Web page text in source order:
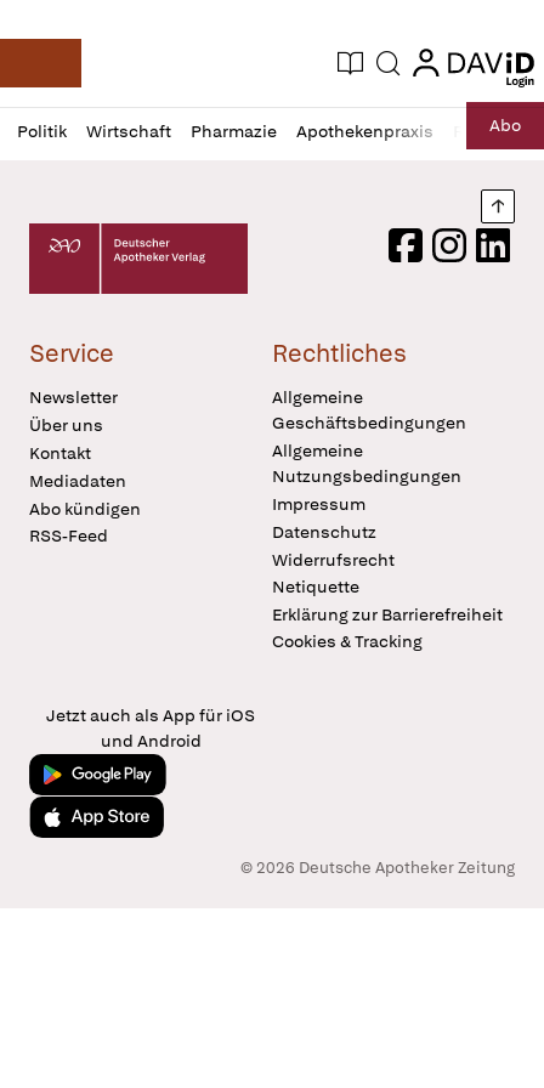
Deutsche Apotheker Zeitung
Aktuelle Ausgabe
Suche login
login
Politik Wirtschaft Pharmazie Apothekenpraxis RechtAbo
Profil
öffnen
Daz
Pur
Deutscher Apotheker Verlag Logo
FacebookInstagram
Service
Newsletter
Über uns
Kontakt
Mediadaten
Abo kündigen
RSS-Feed
Rechtliches
Allgemeine
Geschäftsbedingungen
Allgemeine
Nutzungsbedingungen
Impressum
Datenschutz
Widerrufsrecht
Netiquette
Erklärung zur Barrierefreiheit
Cookies & Tracking
Jetzt auch als App für iOS
und Android
Jetzt bei Google Play
Laden im App Store
© 2026 Deutsche Apotheker Zeitung